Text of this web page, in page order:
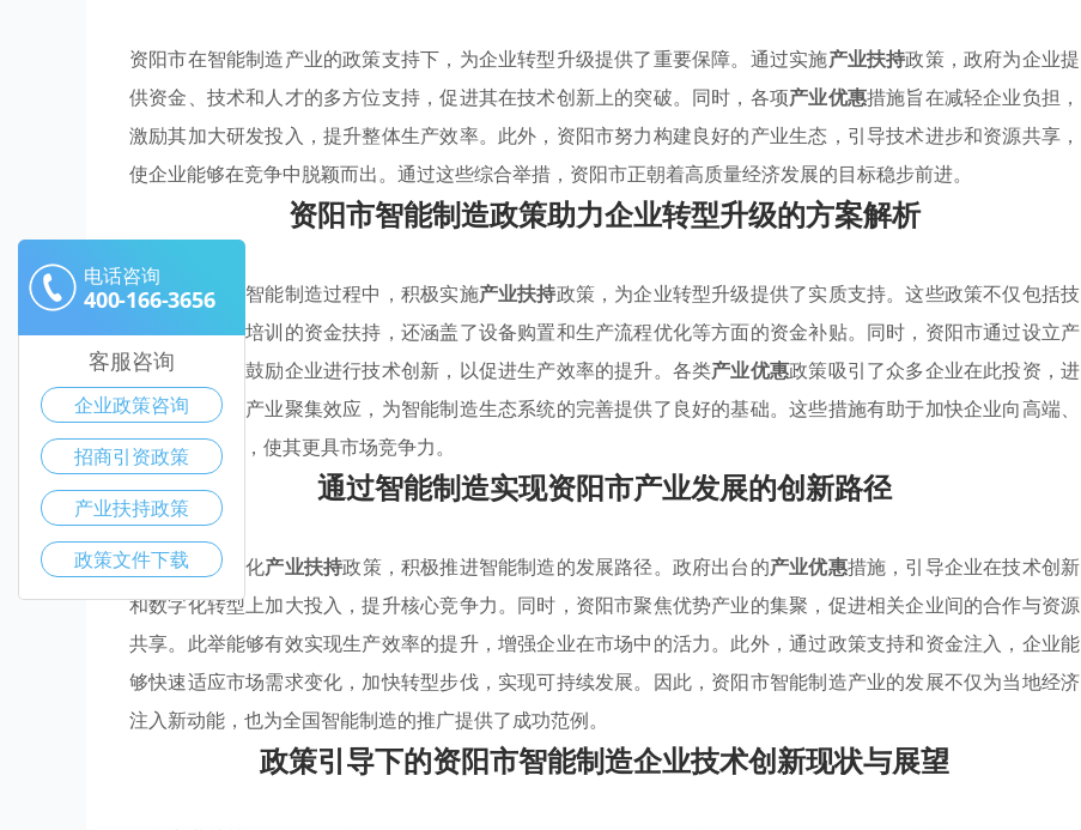
资阳市在智能制造产业的政策支持下，为企业转型升级提供了重要保障。通过实施产业扶持政策，政府为企业提
供资金、技术和人才的多方位支持，促进其在技术创新上的突破。同时，各项产业优惠措施旨在减轻企业负担，
激励其加大研发投入，提升整体生产效率。此外，资阳市努力构建良好的产业生态，引导技术进步和资源共享，
使企业能够在竞争中脱颖而出。通过这些综合举措，资阳市正朝着高质量经济发展的目标稳步前进。
资阳市智能制造政策助力企业转型升级的方案解析
资阳市在推进智能制造过程中，积极实施产业扶持政策，为企业转型升级提供了实质支持。这些政策不仅包括技
术研发和人才培训的资金扶持，还涵盖了设备购置和生产流程优化等方面的资金补贴。同时，资阳市通过设立产
业优惠措施，鼓励企业进行技术创新，以促进生产效率的提升。各类产业优惠政策吸引了众多企业在此投资，进
而形成了优势产业聚集效应，为智能制造生态系统的完善提供了良好的基础。这些措施有助于加快企业向高端、
智能方向转型，使其更具市场竞争力。
通过智能制造实现资阳市产业发展的创新路径
资阳市通过强化产业扶持政策，积极推进智能制造的发展路径。政府出台的产业优惠措施，引导企业在技术创新
和数字化转型上加大投入，提升核心竞争力。同时，资阳市聚焦优势产业的集聚，促进相关企业间的合作与资源
共享。此举能够有效实现生产效率的提升，增强企业在市场中的活力。此外，通过政策支持和资金注入，企业能
够快速适应市场需求变化，加快转型步伐，实现可持续发展。因此，资阳市智能制造产业的发展不仅为当地经济
注入新动能，也为全国智能制造的推广提供了成功范例。
政策引导下的资阳市智能制造企业技术创新现状与展望
电话咨询
400-166-3656
客服咨询
企业政策咨询
招商引资政策
产业扶持政策
政策文件下载